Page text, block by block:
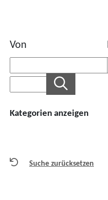
Von
Kategorien anzeigen
Suche zurücksetzen